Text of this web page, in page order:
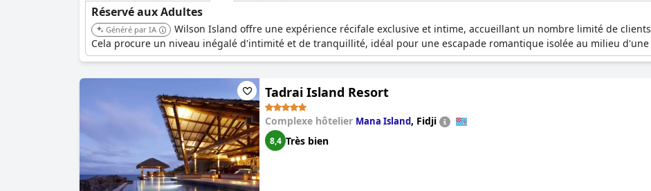
Réservé aux Adultes
Généré par IA
Wilson Island offre une expérience récifale exclusive et intime, accueillant un nombre limité de
Cela procure un niveau inégalé d'intimité et de tranquillité, idéal pour une escapade romantique isolée au milieu
Tadrai Island Resort
Complexe hôtelier Mana Island, Fidji
8,4 Très bien